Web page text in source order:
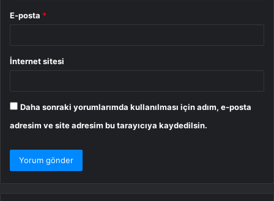
E-posta *
İnternet sitesi
Daha sonraki yorumlarımda kullanılması için adım, e-posta
adresim ve site adresim bu tarayıcıya kaydedilsin.